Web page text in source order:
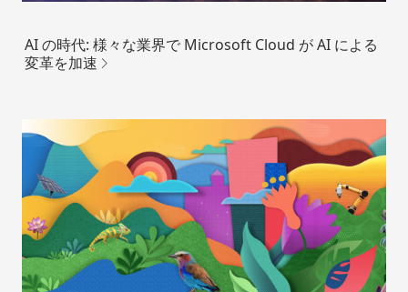
AI の時代: 様々な業界で Microsoft Cloud が AI による
変革を加速